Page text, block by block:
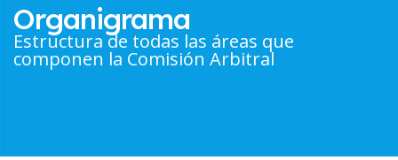
Organigrama
Estructura de todas las áreas que
componen la Comisión Arbitral